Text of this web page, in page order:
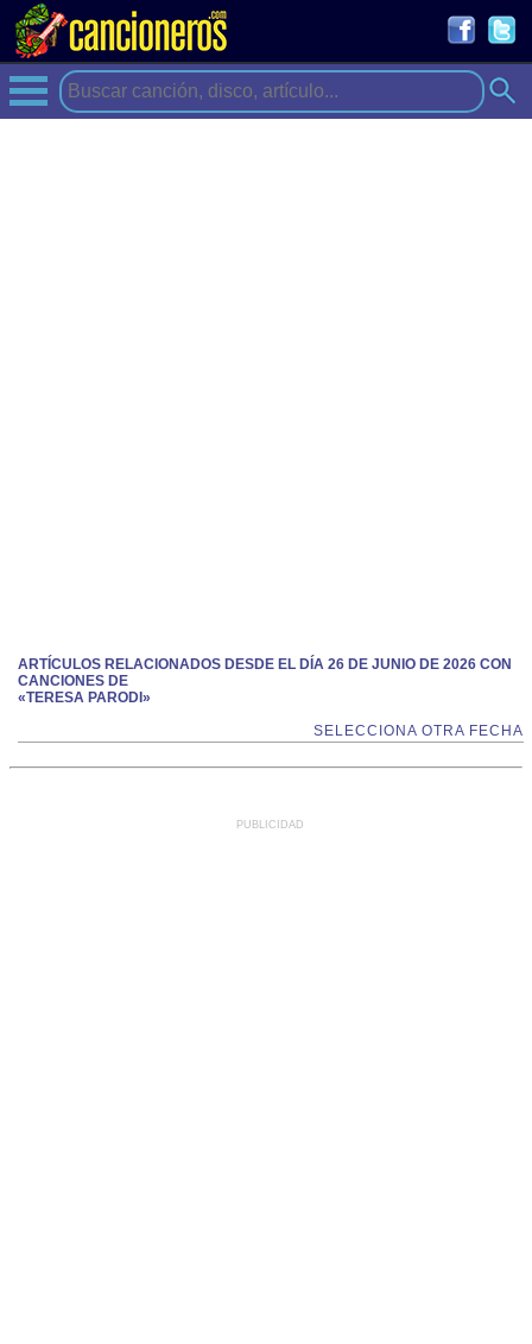
ARTÍCULOS RELACIONADOS DESDE EL DÍA 26 DE JUNIO DE 2026 CON
CANCIONES DE
«TERESA PARODI»
SELECCIONA OTRA FECHA
PUBLICIDAD